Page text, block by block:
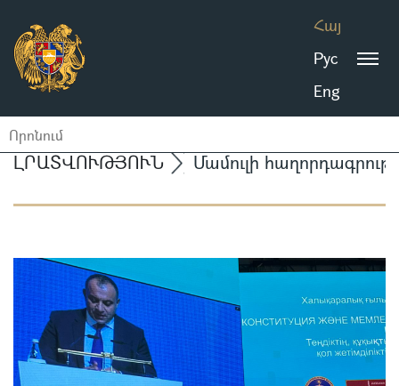
Հայ
Рус
Eng
ԼՐԱՏՎՈՒԹՅՈՒՆ Մամուլի